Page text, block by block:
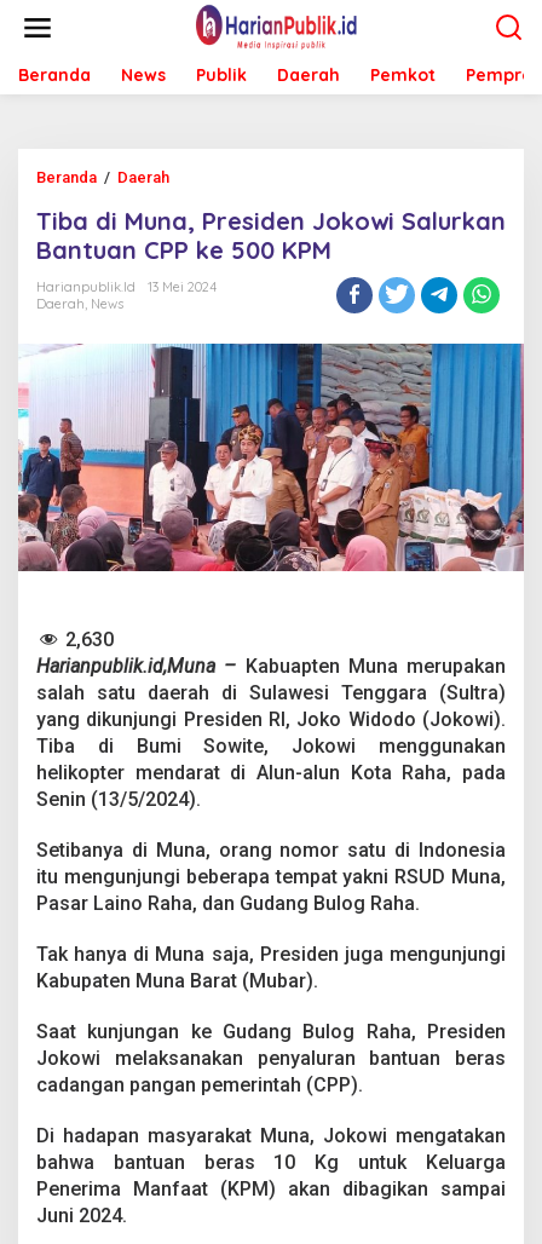
t
Beranda News Publik Daerah Pemkot Pemprov
Beranda / Daerah
b
a
d
i
n
,
P
r
e
s
i
d
e
n
o
w
i
S
a
l
u
r
a
n
B
t
u
n
P
P
e
5
0
0
Tiba di Muna, Presiden Jokowi Salurkan
Bantuan CPP ke 500 KPM
Harianpublik.id
13 Mei 2024
Daerah, News
2,630
Harianpublik.id,Muna – Kabuapten Muna merupakan
salah satu daerah di Sulawesi Tenggara (Sultra)
yang dikunjungi Presiden RI, Joko Widodo (Jokowi).
Tiba di Bumi Sowite, Jokowi menggunakan
helikopter mendarat di Alun-alun Kota Raha, pada
Senin (13/5/2024).
Setibanya di Muna, orang nomor satu di Indonesia
itu mengunjungi beberapa tempat yakni RSUD Muna,
Pasar Laino Raha, dan Gudang Bulog Raha.
Tak hanya di Muna saja, Presiden juga mengunjungi
Kabupaten Muna Barat (Mubar).
Saat kunjungan ke Gudang Bulog Raha, Presiden
Jokowi melaksanakan penyaluran bantuan beras
cadangan pangan pemerintah (CPP).
Di hadapan masyarakat Muna, Jokowi mengatakan
bahwa bantuan beras 10 Kg untuk Keluarga
Penerima Manfaat (KPM) akan dibagikan sampai
Juni 2024.